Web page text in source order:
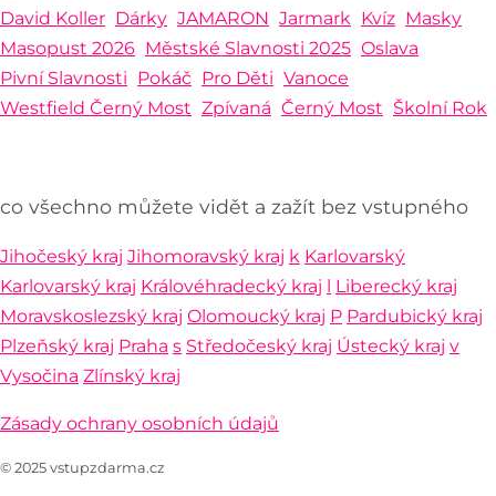
David Koller Dárky JAMARON Jarmark Kvíz Masky
Masopust 2026 Městské Slavnosti 2025 Oslava
Pivní Slavnosti Pokáč Pro Děti Vanoce
Westfield Černý Most Zpívaná Černý Most Školní Rok
co všechno můžete vidět a zažít bez vstupného
Jihočeský kraj Jihomoravský kraj k Karlovarský
Karlovarský kraj Královéhradecký kraj l Liberecký kraj
Moravskoslezský kraj Olomoucký kraj P Pardubický kraj
Plzeňský kraj Praha s Středočeský kraj Ústecký kraj v
Vysočina Zlínský kraj
Zásady ochrany osobních údajů
© 2025 vstupzdarma.cz